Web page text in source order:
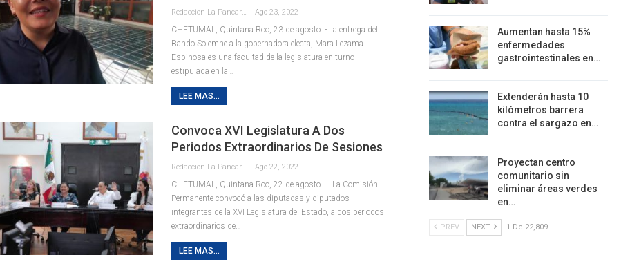
Ago 23, 2022
CHETUMAL, Quintana Roo, 23 de agosto. - La entrega del
Bando Solemne a la gobernadora electa, Mara Lezama
Espinosa es una facultad de la legislatura en turno
estipulada en la
LEE MAS...
Convoca XVI Legislatura A Dos
Periodos Extraordinarios De Sesiones
Ago 22, 2022
CHETUMAL, Quintana Roo, 22 de agosto. – La Comisión
Permanente convocó a las diputadas y diputados
integrantes de la XVI Legislatura del Estado, a dos periodos
extraordinarios de
LEE MAS...
Aumentan hasta 15%
enfermedades
gastrointestinales en…
Extenderán hasta 10
kilómetros barrera
contra el sargazo en…
Proyectan centro
comunitario sin
eliminar áreas verdes
en…
PREV NEXT 1 De 22,809